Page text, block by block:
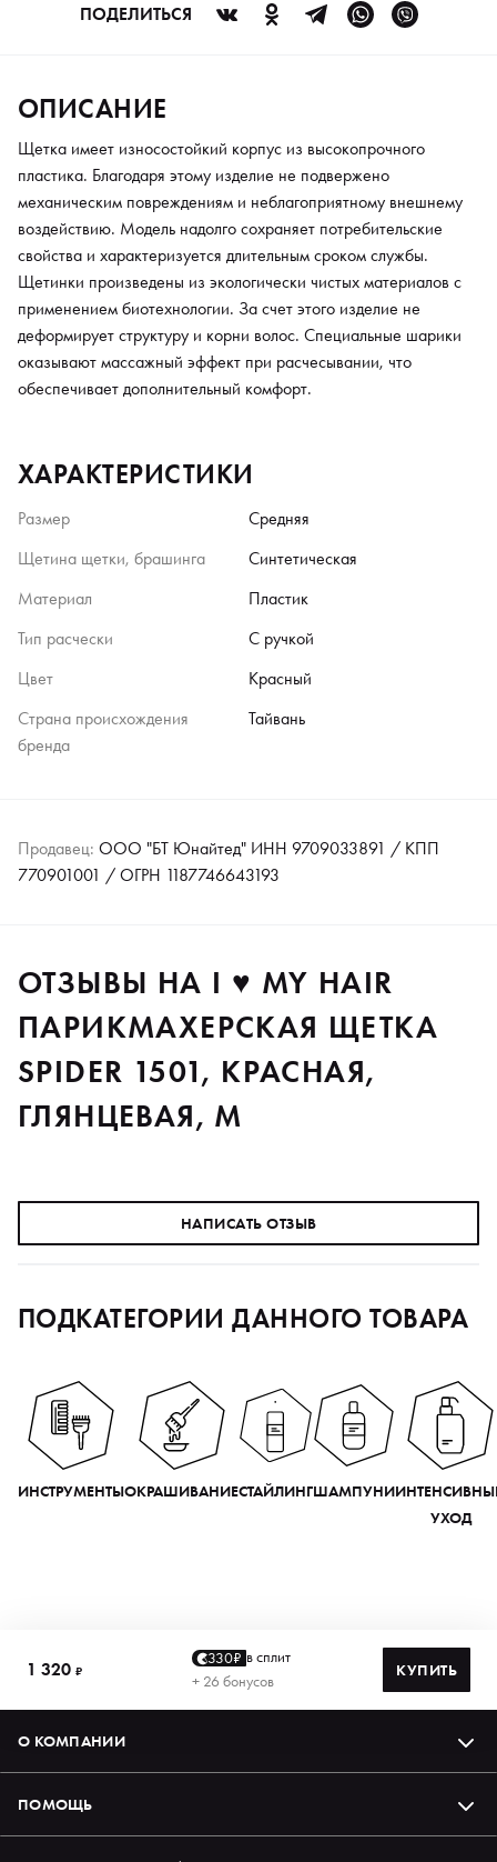
ПОДЕЛИТЬСЯ
ОПИСАНИЕ
Щетка имеет износостойкий корпус из высокопрочного
пластика. Благодаря этому изделие не подвержено
механическим повреждениям и неблагоприятному внешнему
воздействию. Модель надолго сохраняет потребительские
свойства и характеризуется длительным сроком службы.
Щетинки произведены из экологически чистых материалов с
применением биотехнологии. За счет этого изделие не
деформирует структуру и корни волос. Специальные шарики
оказывают массажный эффект при расчесывании, что
обеспечивает дополнительный комфорт.
ХАРАКТЕРИСТИКИ
Размер
Средняя
Щетина щетки, брашинга
Синтетическая
Материал
Пластик
Тип расчески
С ручкой
Цвет
Красный
Страна происхождения
бренда
Тайвань
Продавец: ООО "БТ Юнайтед" ИНН 9709033891 / КПП
770901001 / ОГРН 1187746643193
ОТЗЫВЫ НА I ♥ MY HAIR
ПАРИКМАХЕРСКАЯ ЩЕТКА
SPIDER 1501, КРАСНАЯ,
ГЛЯНЦЕВАЯ, M
НАПИСАТЬ ОТЗЫВ
ПОДКАТЕГОРИИ ДАННОГО ТОВАРА
ИНСТРУМЕНТЫОКРАШИВАНИЕСТАЙЛИНГШАМПУНИ
УХОД
1 320 ₽
330₽ в сплит
+ 26 бонусов
КУПИТЬ
О КОМПАНИИ
ПОМОЩЬ